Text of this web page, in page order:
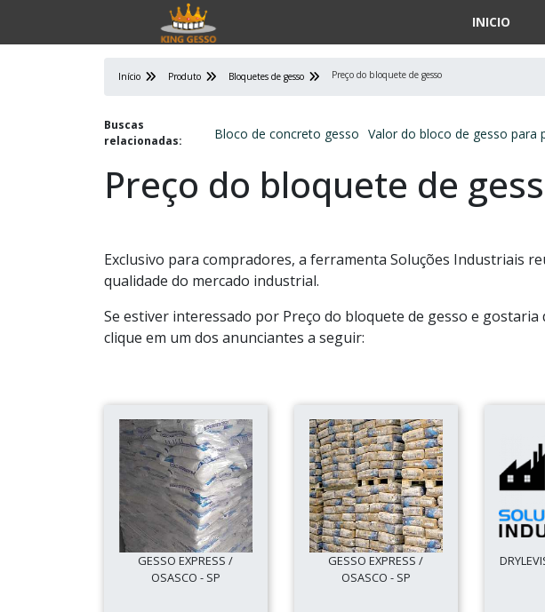
INICIO
Início Produto Bloquetes de gesso Preço do bloquete de gesso
Buscas
relacionadas:
Bloco de concreto gesso Valor do bloco de gesso para
Preço do bloquete de
Exclusivo para compradores, a ferramenta Soluções Industriais
qualidade do mercado industrial.
Se estiver interessado por Preço do bloquete de gesso e
clique em um dos anunciantes a seguir:
GESSO EXPRESS /
OSASCO - SP
GESSO EXPRESS /
OSASCO - SP